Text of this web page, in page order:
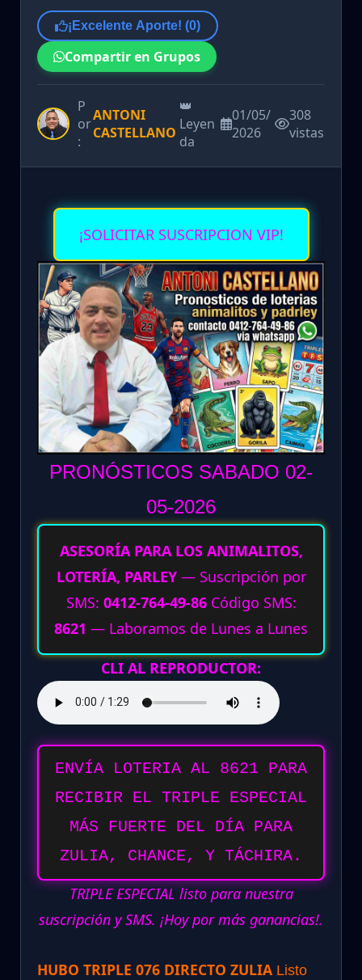
¡Excelente Aporte! (0)
Compartir en Grupos
P
or
:
ANTONI
CASTELLANO
👑
Leyen
da
01/05/
2026
308
vistas
¡SOLICITAR SUSCRIPCION VIP!
PRONÓSTICOS SABADO 02-
05-2026
ASESORÍA PARA LOS ANIMALITOS,
LOTERÍA, PARLEY— Suscripción por
SMS: 0412-764-49-86 Código SMS:
8621 — Laboramos de Lunes a Lunes
CLI AL REPRODUCTOR:
ENVÍA LOTERIA AL 8621 PARA
RECIBIR EL TRIPLE ESPECIAL
MÁS FUERTE DEL DÍA PARA
ZULIA, CHANCE, Y TÁCHIRA.
TRIPLE ESPECIAL listo para nuestra
suscripción y SMS. ¡Hoy por más ganancias!.
HUBO TRIPLE 076 DIRECTO ZULIA Listo